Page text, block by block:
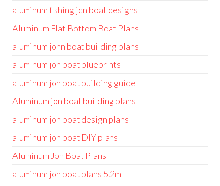
aluminum fishing jon boat designs
Aluminum Flat Bottom Boat Plans
aluminum john boat building plans
aluminum jon boat blueprints
aluminum jon boat building guide
Aluminum jon boat building plans
aluminum jon boat design plans
aluminum jon boat DIY plans
Aluminum Jon Boat Plans
aluminum jon boat plans 5.2m